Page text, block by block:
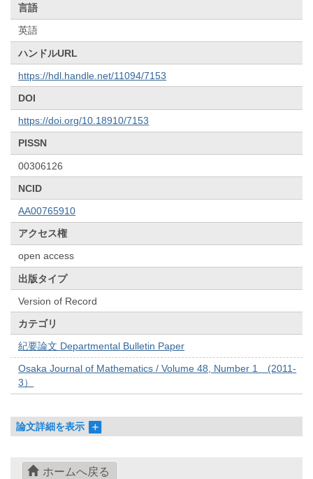
言語
英語
ハンドルURL
https://hdl.handle.net/11094/7153
DOI
https://doi.org/10.18910/7153
PISSN
00306126
NCID
AA00765910
アクセス権
open access
出版タイプ
Version of Record
カテゴリ
紀要論文 Departmental Bulletin Paper
Osaka Journal of Mathematics / Volume 48, Number 1 (2011-
3）
論文詳細を表示
ホームへ戻る